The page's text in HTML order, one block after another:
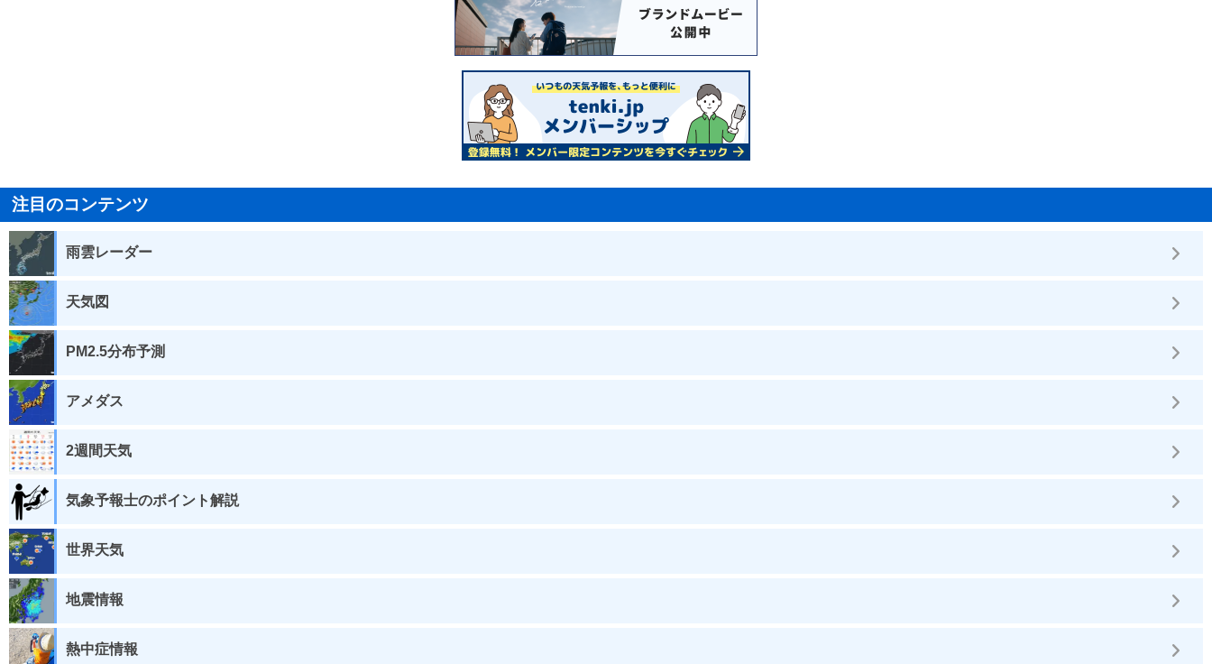
注目のコンテンツ
雨雲レーダー
天気図
PM2.5分布予測
アメダス
2週間天気
気象予報士のポイント解説
世界天気
地震情報
熱中症情報